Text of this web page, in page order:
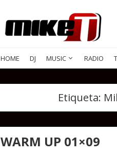
HOME DJ MUSIC RADIO
Etiqueta:
WARM UP 01×09